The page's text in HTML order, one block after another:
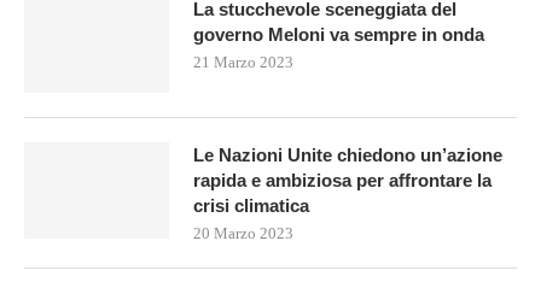
La stucchevole sceneggiata del
governo Meloni va sempre in onda
21 Marzo 2023
Le Nazioni Unite chiedono un’azione
rapida e ambiziosa per affrontare la
crisi climatica
20 Marzo 2023